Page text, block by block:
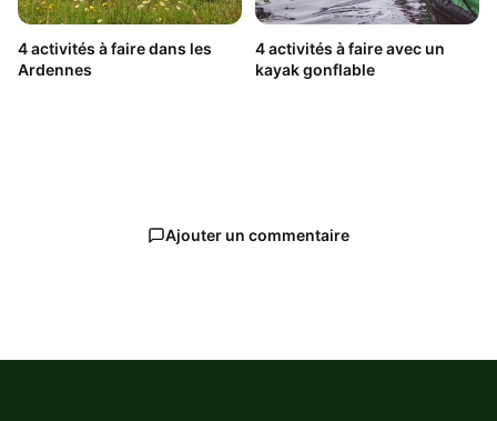
4 activités à faire dans les
Ardennes
4 activités à faire avec un
kayak gonflable
Ajouter un commentaire